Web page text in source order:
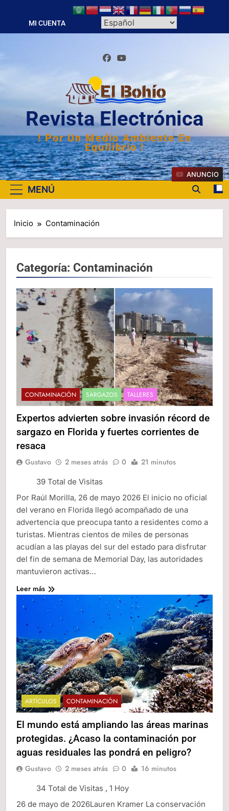
contenido
MI CUENTA
Revista Electrónica
! Por Un Medio Ambiente En
Equilibrio !
MENÚ
ANUNCIO
Inicio Contaminación
Categoría: Contaminación
CONTAMINACIÓN SARGAZOS TALLERES
Expertos advierten sobre invasión récord de
sargazo en Florida y fuertes corrientes de
resaca
Gustavo 2 meses atrás 0 21 minutos
39 Total de Visitas
Por Raúl Morilla, 26 de mayo 2026 El inicio no oficial
del verano en Florida llegó acompañado de una
advertencia que preocupa tanto a residentes como a
turistas. Mientras cientos de miles de personas
acudían a las playas del sur del estado para disfrutar
del fin de semana de Memorial Day, las autoridades
mantuvieron activas…
Leer más
ARTÍCULOS CONTAMINACIÓN
El mundo está ampliando las áreas marinas
protegidas. ¿Acaso la contaminación por
aguas residuales las pondrá en peligro?
Gustavo 2 meses atrás 0 16 minutos
34 Total de Visitas , 1 Hoy
26 de mayo de 2026Lauren Kramer La conservación